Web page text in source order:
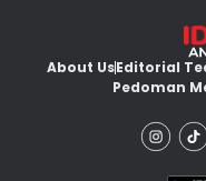
About UsEditorial
Pedoman